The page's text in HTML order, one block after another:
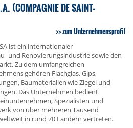
(COMPAGNIE DE SAINT-
zum Unternehmensprofil
ist ein internationaler
und Renovierungsindustrie sowie den
Zu dem umfangreichen
gehören Flachglas, Gips,
Baumaterialien wie Ziegel und
Das Unternehmen bedient
Spezialisten und
von über mehreren Tausend
in rund 70 Ländern vertreten.